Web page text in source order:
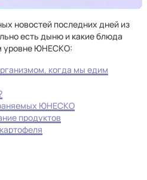
новостей последних дней из
есть дыню и какие блюда
уровне ЮНЕСКО:
когда мы едим
ЮНЕСКО
продуктов